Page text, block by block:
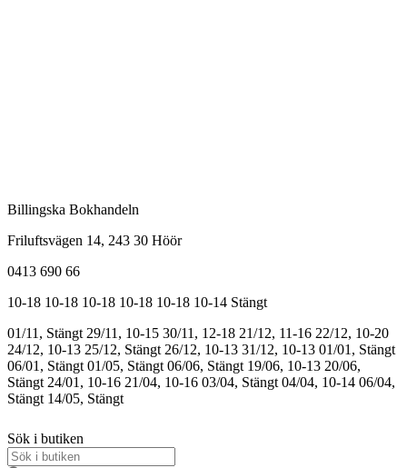
Billingska Bokhandeln
Friluftsvägen 14, 243 30 Höör
0413 690 66
10-18 10-18 10-18 10-18 10-18 10-14 Stängt
01/11, Stängt 29/11, 10-15 30/11, 12-18 21/12, 11-16 22/12, 10-20
24/12, 10-13 25/12, Stängt 26/12, 10-13 31/12, 10-13 01/01, Stängt
06/01, Stängt 01/05, Stängt 06/06, Stängt 19/06, 10-13 20/06,
Stängt 24/01, 10-16 21/04, 10-16 03/04, Stängt 04/04, 10-14 06/04,
Stängt 14/05, Stängt
Sök i butiken